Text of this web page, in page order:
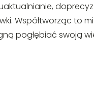
to
pogłębiać swoją